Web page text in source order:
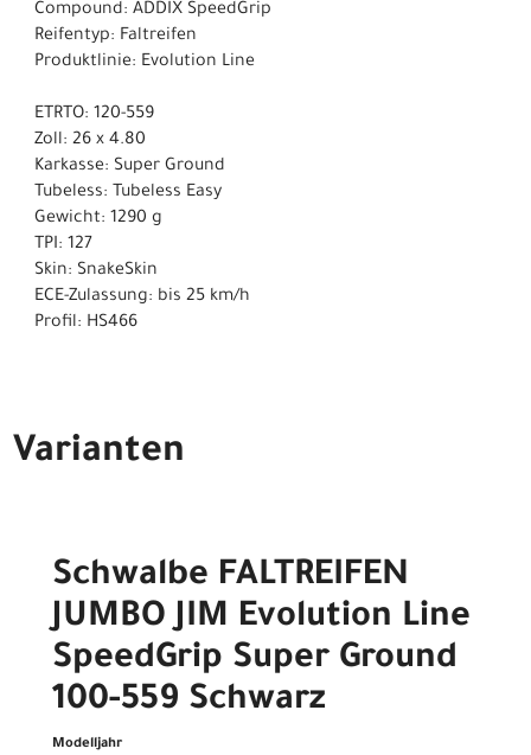
Compound: ADDIX SpeedGrip
Reifentyp: Faltreifen
Produktlinie: Evolution Line
ETRTO: 120-559
Zoll: 26 x 4.80
Karkasse: Super Ground
Tubeless: Tubeless Easy
Gewicht: 1290 g
TPI: 127
Skin: SnakeSkin
ECE-Zulassung: bis 25 km/h
Profil: HS466
Varianten
Schwalbe FALTREIFEN
JUMBO JIM Evolution Line
SpeedGrip Super Ground
100-559 Schwarz
Modelljahr